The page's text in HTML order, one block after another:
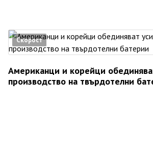
Скорост
Американци и корейци
производство на твърдотелни